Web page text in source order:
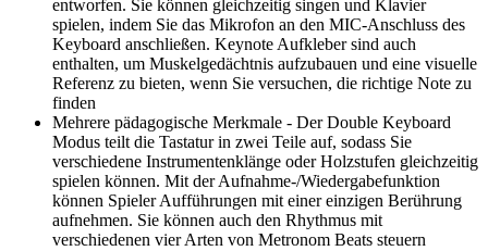
entworfen. Sie können gleichzeitig singen und Klavier
spielen, indem Sie das Mikrofon an den MIC-Anschluss des
Keyboard anschließen. Keynote Aufkleber sind auch
enthalten, um Muskelgedächtnis aufzubauen und eine visuelle
Referenz zu bieten, wenn Sie versuchen, die richtige Note zu
finden
Mehrere pädagogische Merkmale - Der Double Keyboard
Modus teilt die Tastatur in zwei Teile auf, sodass Sie
verschiedene Instrumentenklänge oder Holzstufen gleichzeitig
spielen können. Mit der Aufnahme-/Wiedergabefunktion
können Spieler Aufführungen mit einer einzigen Berührung
aufnehmen. Sie können auch den Rhythmus mit
verschiedenen vier Arten von Metronom Beats steuern